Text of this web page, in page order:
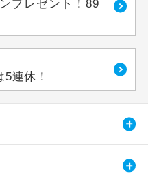
プレゼント！89
連休！